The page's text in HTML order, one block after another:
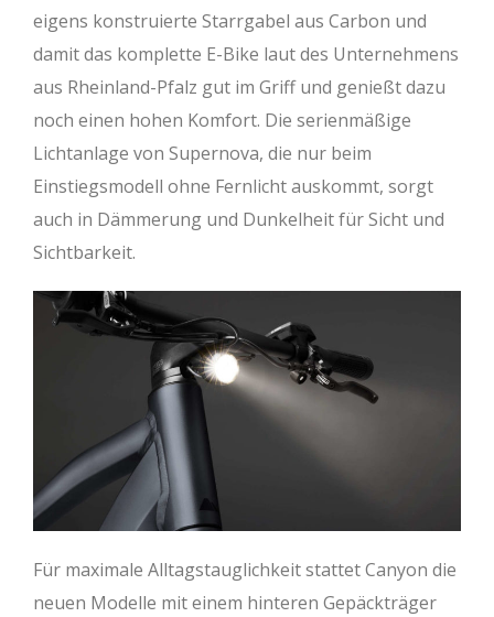
eigens konstruierte Starrgabel aus Carbon und
damit das komplette E-Bike laut des Unternehmens
aus Rheinland-Pfalz gut im Griff und genießt dazu
noch einen hohen Komfort. Die serienmäßige
Lichtanlage von Supernova, die nur beim
Einstiegsmodell ohne Fernlicht auskommt, sorgt
auch in Dämmerung und Dunkelheit für Sicht und
Sichtbarkeit.
Für maximale Alltagstauglichkeit stattet Canyon die
neuen Modelle mit einem hinteren Gepäckträger